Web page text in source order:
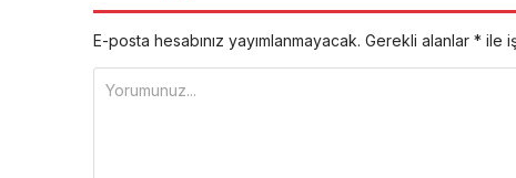
E-posta hesabınız yayımlanmayacak. Gerekli alanlar * ile